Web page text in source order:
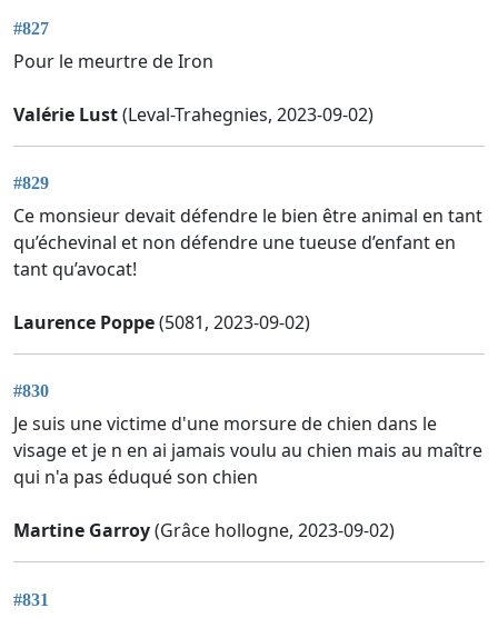
#827
Pour le meurtre de Iron
Valérie Lust(Leval-Trahegnies, 2023-09-02)
#829
Ce monsieur devait défendre le bien être animal en tant
qu’échevinal et non défendre une tueuse d’enfant en
tant qu’avocat!
Laurence Poppe(5081, 2023-09-02)
#830
Je suis une victime d'une morsure de chien dans le
visage et je n en ai jamais voulu au chien mais au maître
qui n'a pas éduqué son chien
Martine Garroy(Grâce hollogne, 2023-09-02)
#831